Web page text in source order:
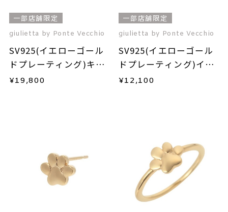
一部店舗限定
giulietta by Ponte Vecchio
SV925(イエローゴール
ドプレーティング)キュ
ービックジルコニアリ
¥19,800
一部店舗限定
giulietta by Ponte Vecchio
SV925(イエローゴール
ドプレーティング)イヤ
ーカフ(片耳用)
¥12,100